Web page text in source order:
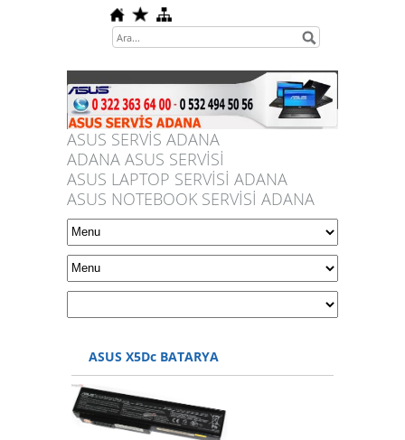
ASUS SERVİS ADANA
ADANA ASUS SERVİSİ
ASUS LAPTOP SERVİSİ ADANA
ASUS NOTEBOOK SERVİSİ ADANA
ASUS X5Dc BATARYA